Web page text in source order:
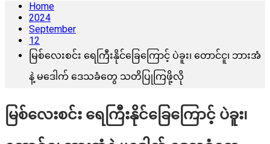
Home
2024
September
12
မြစ်လေးစင်း ရေကြီးနိုင်ခြေကြောင့် ပဲခူး၊ တောင်ငူ၊ ဘားအံ
နဲ့ မဒေါက် ဒေသခံတွေ သတိပြုကြဖို့လို
မြစ်လေးစင်း ရေကြီးနိုင်ခြေကြောင့် ပဲခူး၊